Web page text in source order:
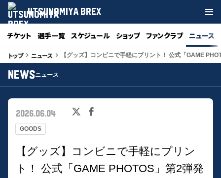
UTSUNOMIYA BREX
チケット 選手一覧 スケジュール ショップ ファンクラブ ニュース
トップkeyboard_arrow_right ニュース keyboard_arrow_right 【グッズ】コンビニで手軽にプリント！ 公式「GAME
NEWSニュース
GOODS
2026.06.04
【グッズ】コンビニで手軽にプリン
ト！ 公式「GAME PHOTOS」第2弾発